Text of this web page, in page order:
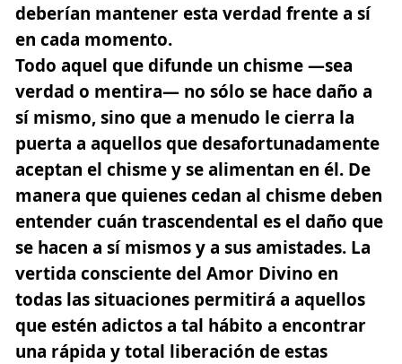
deberían mantener esta verdad frente a sí
en cada momento.
Todo aquel que difunde un chisme —sea
verdad o mentira— no sólo se hace daño a
sí mismo, sino que a menudo le cierra la
puerta a aquellos que desafortunadamente
aceptan el chisme y se alimentan en él. De
manera que quienes cedan al chisme deben
entender cuán trascendental es el daño que
se hacen a sí mismos y a sus amistades. La
vertida consciente del Amor Divino en
todas las situaciones permitirá a aquellos
que estén adictos a tal hábito a encontrar
una rápida y total liberación de estas